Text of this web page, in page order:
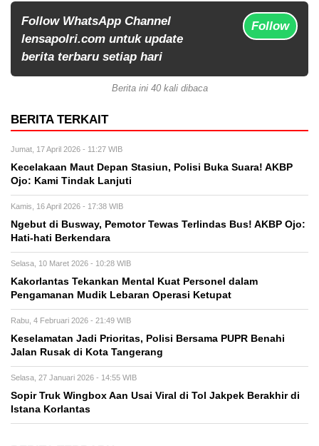
Follow WhatsApp Channel
lensapolri.com untuk update
berita terbaru setiap hari
Follow
Berita ini 40 kali dibaca
BERITA TERKAIT
Jumat, 17 April 2026 - 11:27 WIB
Kecelakaan Maut Depan Stasiun, Polisi Buka Suara! AKBP
Ojo: Kami Tindak Lanjuti
Kamis, 16 April 2026 - 17:38 WIB
Ngebut di Busway, Pemotor Tewas Terlindas Bus! AKBP Ojo:
Hati-hati Berkendara
Selasa, 10 Maret 2026 - 10:28 WIB
Kakorlantas Tekankan Mental Kuat Personel dalam
Pengamanan Mudik Lebaran Operasi Ketupat
Rabu, 4 Februari 2026 - 21:49 WIB
Keselamatan Jadi Prioritas, Polisi Bersama PUPR Benahi
Jalan Rusak di Kota Tangerang
Selasa, 27 Januari 2026 - 14:55 WIB
Sopir Truk Wingbox Aan Usai Viral di Tol Jakpek Berakhir di
Istana Korlantas